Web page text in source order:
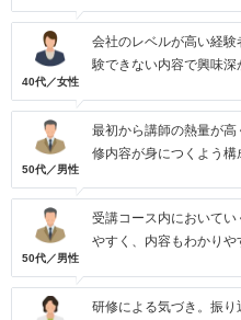
40代／女性
会社のレベルが高い経
験できない内容で興味深
50代／男性
最初から講師の熱量が
修内容が身につくよう構
50代／男性
受講コース内において
やすく、内容もわかりや
研修による気づき。振